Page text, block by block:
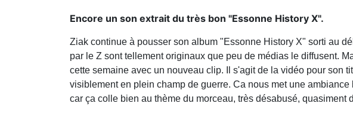
Encore un son extrait du très bon "Essonne History X".
Ziak continue à pousser son album "Essonne History X" sorti au
par le Z sont tellement originaux que peu de médias le diffusent.
cette semaine avec un nouveau clip. Il s'agit de la vidéo pour son
visiblement en plein champ de guerre. Ca nous met une
car ça colle bien au thème du morceau, très désabusé,